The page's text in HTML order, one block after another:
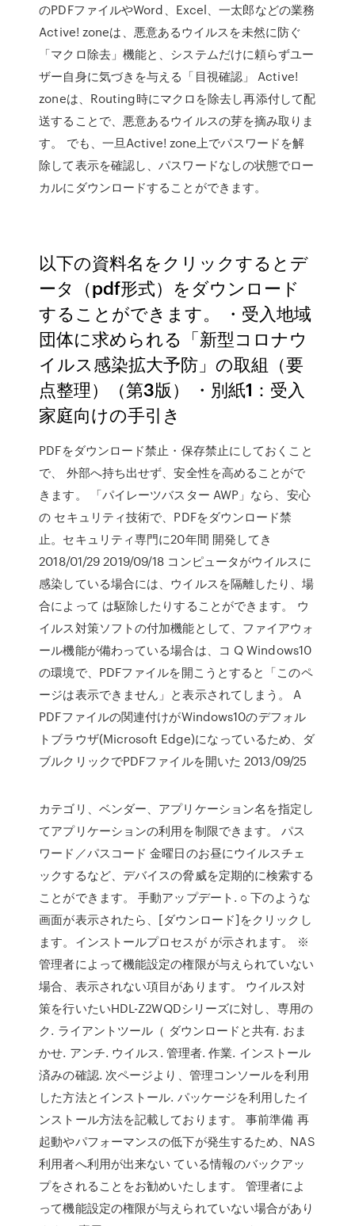
のPDFファイルやWord、Excel、一太郎などの業務
Active! zoneは、悪意あるウイルスを未然に防ぐ
「マクロ除去」機能と、システムだけに頼らずユー
ザー自身に気づきを与える「目視確認」 Active!
zoneは、Routing時にマクロを除去し再添付して配
送することで、悪意あるウイルスの芽を摘み取りま
す。 でも、一旦Active! zone上でパスワードを解
除して表示を確認し、パスワードなしの状態でロー
カルにダウンロードすることができます。
以下の資料名をクリックするとデ
ータ（pdf形式）をダウンロード
することができます。 ・受入地域
団体に求められる「新型コロナウ
イルス感染拡大予防」の取組（要
点整理）（第3版） ・別紙1：受入
家庭向けの手引き
PDFをダウンロード禁止・保存禁止にしておくこと
で、 外部へ持ち出せず、安全性を高めることがで
きます。 「パイレーツバスター AWP」なら、安心
の セキュリティ技術で、PDFをダウンロード禁
止。セキュリティ専門に20年間 開発してき
2018/01/29 2019/09/18 コンピュータがウイルスに
感染している場合には、ウイルスを隔離したり、場
合によって は駆除したりすることができます。 ウ
イルス対策ソフトの付加機能として、ファイアウォ
ール機能が備わっている場合は、コ Q Windows10
の環境で、PDFファイルを開こうとすると「このペ
ージは表示できません」と表示されてしまう。 A
PDFファイルの関連付けがWindows10のデフォル
トブラウザ(Microsoft Edge)になっているため、ダ
ブルクリックでPDFファイルを開いた 2013/09/25
カテゴリ、ベンダー、アプリケーション名を指定し
てアプリケーションの利用を制限できます。 パス
ワード／パスコード 金曜日のお昼にウイルスチェ
ックするなど、デバイスの脅威を定期的に検索する
ことができます。 手動アップデート. ○ 下のような
画面が表示されたら、[ダウンロード]をクリックし
ます。インストールプロセスが が示されます。 ※
管理者によって機能設定の権限が与えられていない
場合、表示されない項目があります。 ウイルス対
策を行いたいHDL-Z2WQDシリーズに対し、専用の
ク. ライアントツール（ ダウンロードと共有. おま
かせ. アンチ. ウイルス. 管理者. 作業. インストール
済みの確認. 次ページより、管理コンソールを利用
した方法とインストール. パッケージを利用したイ
ンストール方法を記載しております。 事前準備 再
起動やパフォーマンスの低下が発生するため、NAS
利用者へ利用が出来ない ている情報のバックアッ
プをされることをお勧めいたします。 管理者によ
って機能設定の権限が与えられていない場合があり